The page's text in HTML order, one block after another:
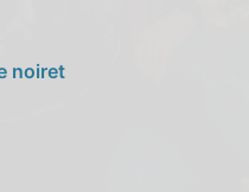
noiret